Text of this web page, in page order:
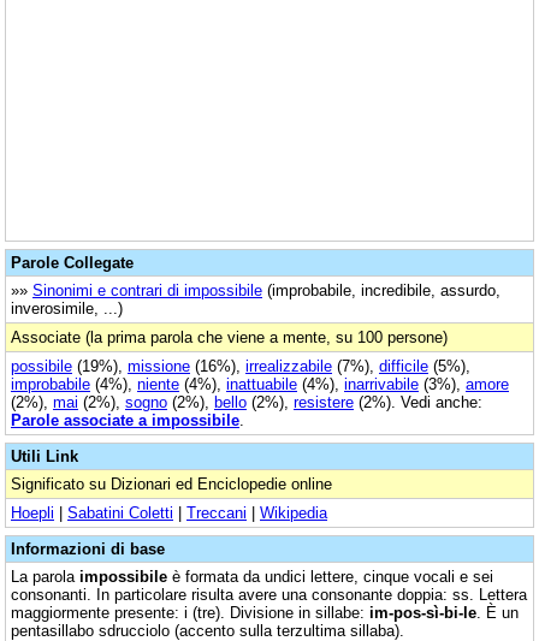
Parole Collegate
»» Sinonimi e contrari di impossibile (improbabile, incredibile, assurdo,
inverosimile, ...)
Associate (la prima parola che viene a mente, su 100 persone)
possibile (19%), missione (16%), irrealizzabile (7%), difficile (5%),
improbabile (4%), niente (4%), inattuabile (4%), inarrivabile (3%), amore
(2%), mai (2%), sogno (2%), bello (2%), resistere (2%). Vedi anche:
Parole associate a impossibile
Utili Link
Significato su Dizionari ed Enciclopedie online
Hoepli | Sabatini Coletti | Treccani | Wikipedia
Informazioni di base
La parola impossibile è formata da undici lettere, cinque vocali e sei
consonanti. In particolare risulta avere una consonante doppia: ss. Lettera
maggiormente presente: i (tre). Divisione in sillabe: im-pos-sì-bi-le . È un
pentasillabo sdrucciolo (accento sulla terzultima sillaba).